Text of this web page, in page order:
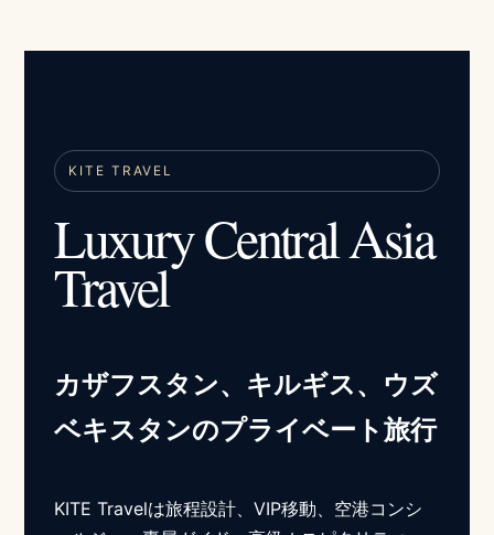
KITE TRAVEL
Luxury Central Asia
Travel
カザフスタン、キルギス、ウズ
ベキスタンのプライベート旅行
KITE Travelは旅程設計、VIP移動、空港コンシ